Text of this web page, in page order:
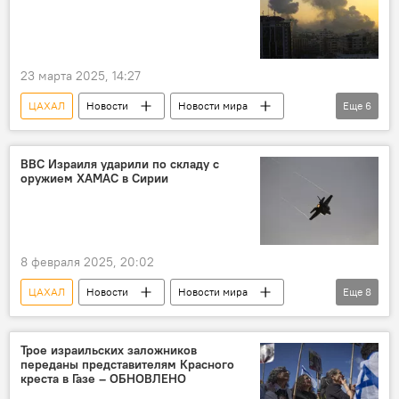
23 марта 2025, 14:27
ЦАХАЛ Новости
Новости мира
Израиль
палестино-израильский конфликт
Палестина
ХАМАС
военная операция
Еще 6
ВВС Израиля ударили по складу с
оружием ХАМАС в Сирии
8 февраля 2025, 20:02
ЦАХАЛ Новости
Новости мира
Израиль
палестино-израильский конфликт
оружие
ВВС ХАМАС
Еще 8
Трое израильских заложников
переданы представителям Красного
креста в Газе – ОБНОВЛЕНО